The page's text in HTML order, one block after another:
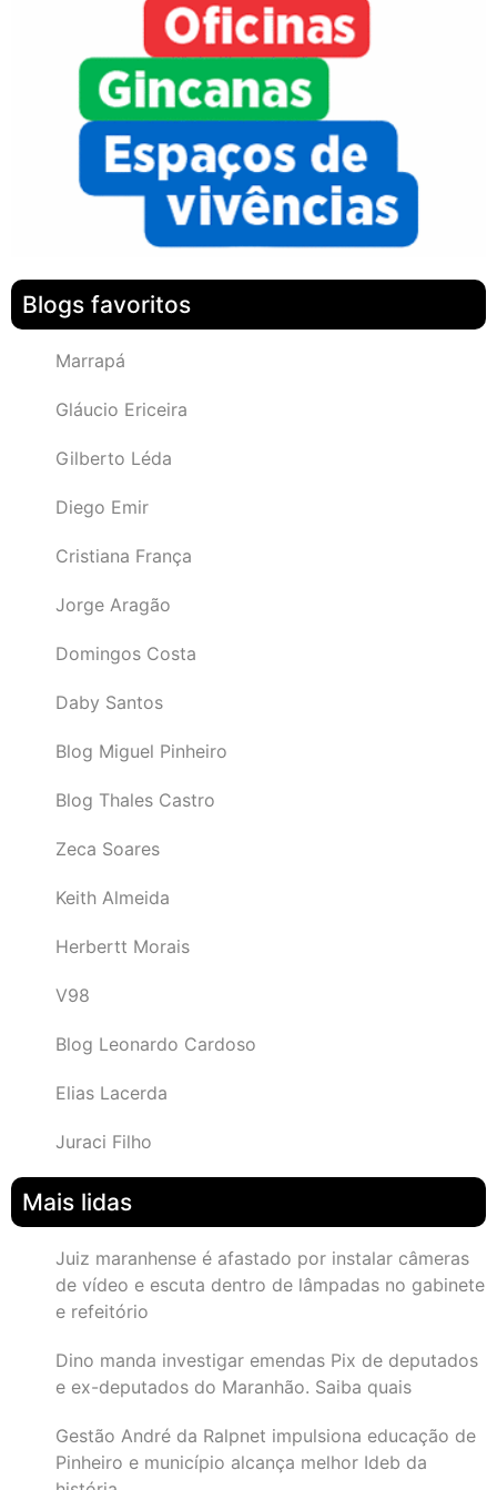
Blogs favoritos
Marrapá
Gláucio Ericeira
Gilberto Léda
Diego Emir
Cristiana França
Jorge Aragão
Domingos Costa
Daby Santos
Blog Miguel Pinheiro
Blog Thales Castro
Zeca Soares
Keith Almeida
Herbertt Morais
V98
Blog Leonardo Cardoso
Elias Lacerda
Juraci Filho
Mais lidas
Juiz maranhense é afastado por instalar câmeras
de vídeo e escuta dentro de lâmpadas no gabinete
e refeitório
Dino manda investigar emendas Pix de deputados
e ex-deputados do Maranhão. Saiba quais
Gestão André da Ralpnet impulsiona educação de
Pinheiro e município alcança melhor Ideb da